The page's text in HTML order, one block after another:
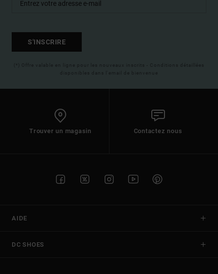
S'INSCRIRE
(*) Offre valable en ligne pour les nouveaux inscrits - Conditions détaillées
disponibles dans l'email de bienvenue
Trouver un magasin Contactez nous
AIDE
DC SHOES